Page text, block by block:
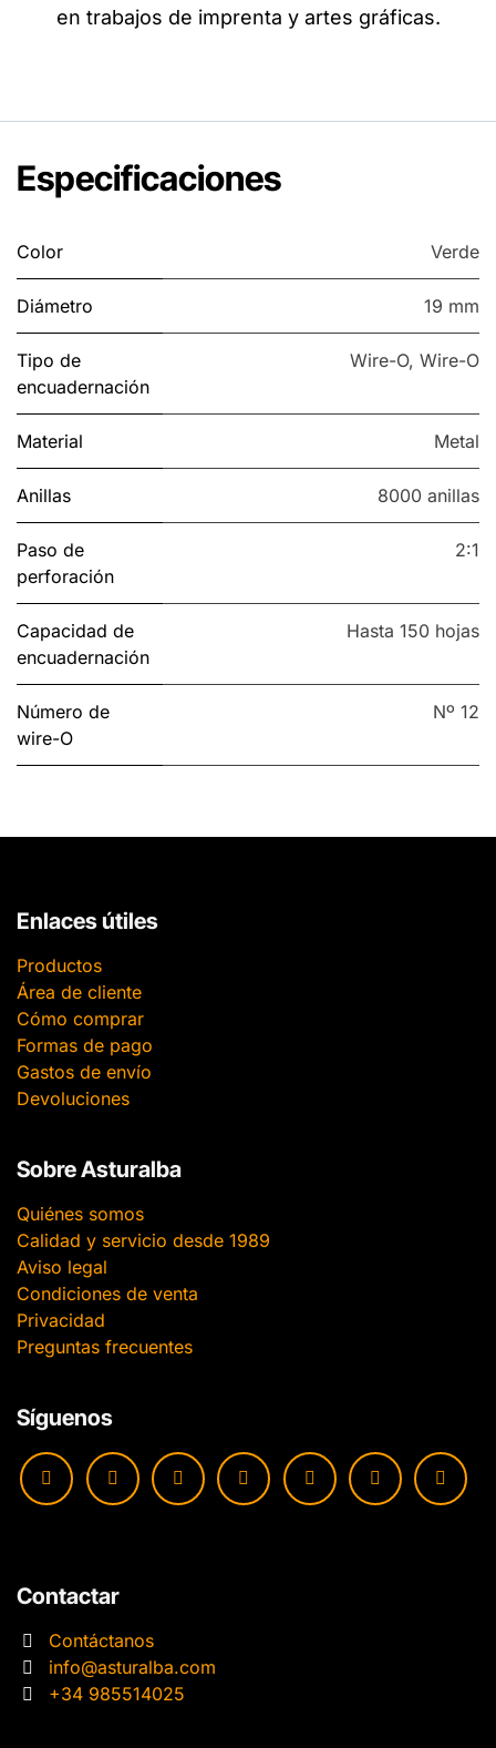
en trabajos de imprenta y artes gráficas.
Especificaciones
Color Verde
Diámetro 19 mm
Tipo de
encuadernación
Wire-O, Wire-O
Material Metal
Anillas 8000 anillas
Paso de
perforación
2:1
Capacidad de
encuadernación
Hasta 150 hojas
Número de
wire-O
Nº 12
Enlaces útiles
Productos
Área de cliente
Cómo comprar
Formas de pago
Gastos de envío
Devoluciones
Sobre Asturalba
Quiénes somos
Calidad y servicio desde 1989
Aviso legal
Condiciones de venta
Privacidad
Preguntas frecuentes
Síguenos
Contactar
Contáctanos
info@asturalba.com
+34 985514025